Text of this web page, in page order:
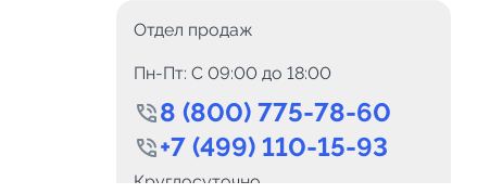
Каналов:
Отдел продаж
Пн-Пт: C 09:00 до 18:00
8 (800) 775-78-60
+7 (499) 110-15-93
Круглосуточно